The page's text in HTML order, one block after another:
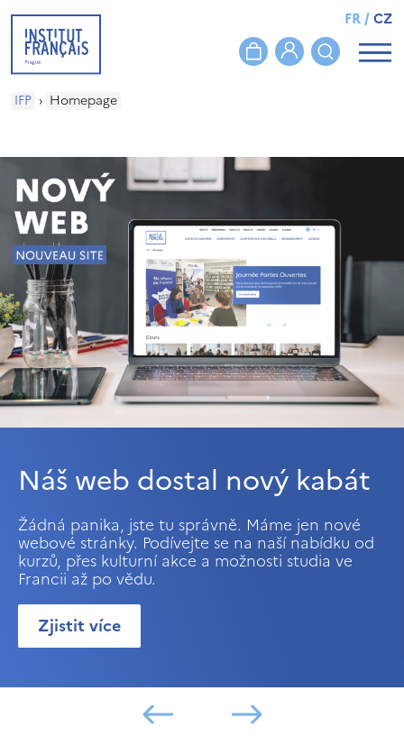
FR/CZ
IFP › Homepage
Náš web dostal nový kabát
Žádná panika, jste tu správně. Máme jen nové
webové stránky. Podívejte se na naší nabídku od
kurzů, přes kulturní akce a možnosti studia ve
Francii až po vědu.
Zjistit více